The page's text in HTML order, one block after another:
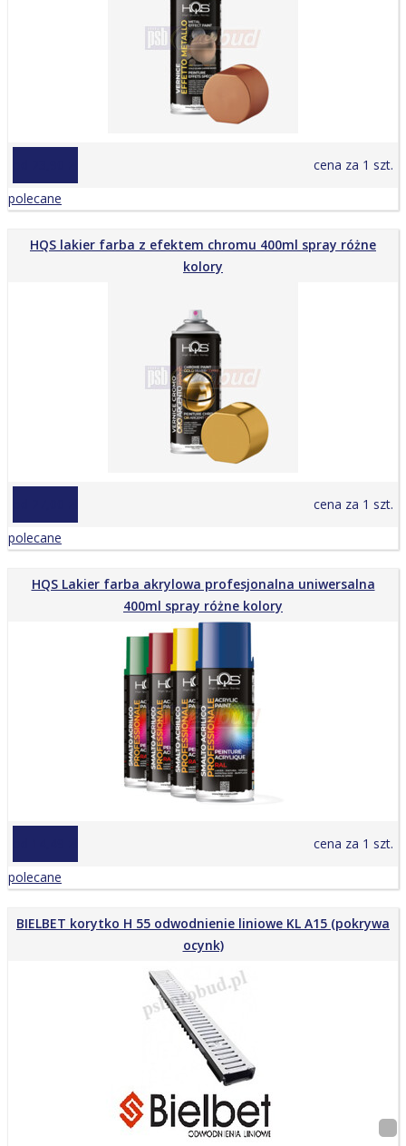
cena za 1 szt.
polecane
HQS lakier farba z efektem chromu 400ml spray różne
kolory
cena za 1 szt.
polecane
HQS Lakier farba akrylowa profesjonalna uniwersalna
400ml spray różne kolory
cena za 1 szt.
polecane
BIELBET korytko H 55 odwodnienie liniowe KL A15 (pokrywa
ocynk)